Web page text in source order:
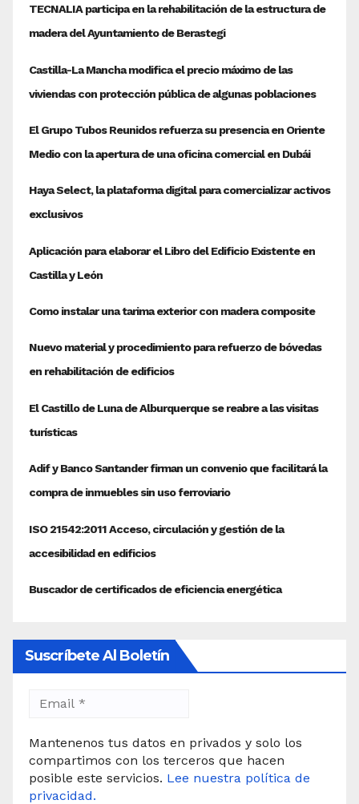
Suscríbete Al Boletín
Mantenenos tus datos en privados y solo los
compartimos con los terceros que hacen
posible este servicios. Lee nuestra política de
privacidad.